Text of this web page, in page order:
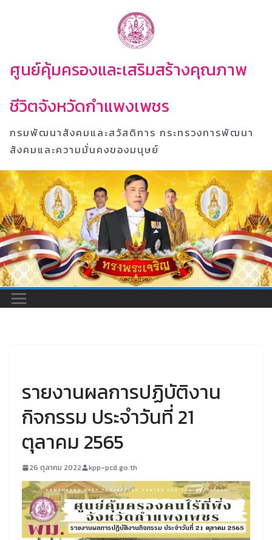
ศูนย์คุ้มครองและเสริมสร้างคุณภาพ
ชีวิตจังหวัดกำแพงเพชร
กรมพัฒนาสังคมและสวัสดิการ กระทรวงการพัฒนา
สังคมและความมั่นคงของมนุษย์
รายงานผลการปฏิบัติงาน
กิจกรรม ประจำวันที่ 21
ตุลาคม 2565
26 ตุลาคม 2022 kpp-pcd.go.th